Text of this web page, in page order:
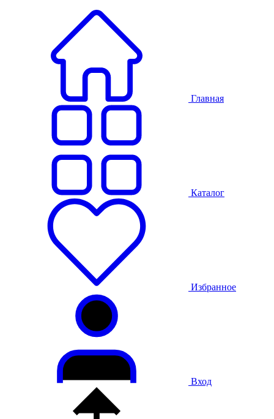
Главная
Каталог
Избранное
Вход